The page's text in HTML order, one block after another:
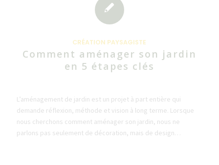
CRÉATION PAYSAGISTE
Comment aménager son jardin​
en 5 étapes clés
L’aménagement de jardin est un projet à part entière qui
demande réflexion, méthode et vision à long terme. Lorsque
nous cherchons comment aménager son jardin, nous ne
parlons pas seulement de décoration, mais de design…